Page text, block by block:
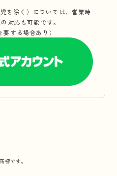
を除く）については、営業時
対応も可能です。
要する場合あり）
標です。